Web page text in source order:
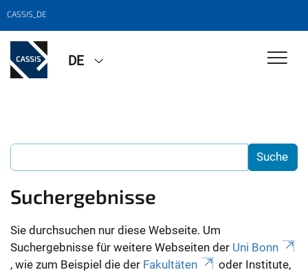
CASSIS_DE
DE
Suchergebnisse
Sie durchsuchen nur diese Webseite. Um
Suchergebnisse für weitere Webseiten der Uni Bonn
, wie zum Beispiel die der Fakultäten
oder Institute,